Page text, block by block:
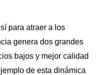
para atraer a los
genera dos grandes
bajos y mejor calidad
de esta dinámica